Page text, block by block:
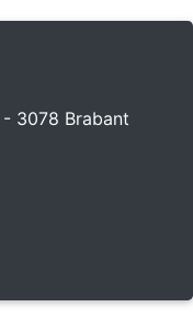
3078 Brabant